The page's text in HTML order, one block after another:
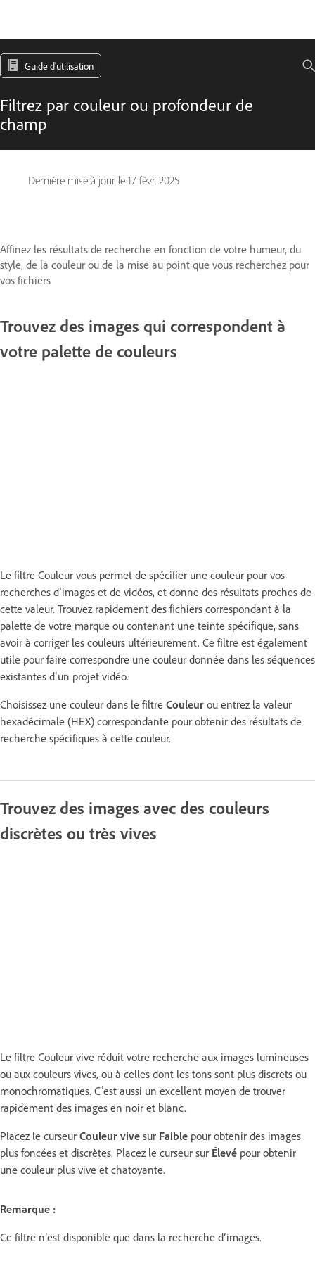
Guide d'utilisation
Filtrez par couleur ou profondeur de
champ
Dernière mise à jour le 17 févr. 2025
Affinez les résultats de recherche en fonction de votre humeur, du
style, de la couleur ou de la mise au point que vous recherchez pour
vos fichiers
Trouvez des images qui correspondent à
votre palette de couleurs
Le filtre Couleur vous permet de spécifier une couleur pour vos
recherches d’images et de vidéos, et donne des résultats proches de
cette valeur. Trouvez rapidement des fichiers correspondant à la
palette de votre marque ou contenant une teinte spécifique, sans
avoir à corriger les couleurs ultérieurement. Ce filtre est également
utile pour faire correspondre une couleur donnée dans les séquences
existantes d’un projet vidéo.
Choisissez une couleur dans le filtre Couleur ou entrez la valeur
hexadécimale (HEX) correspondante pour obtenir des résultats de
recherche spécifiques à cette couleur.
Trouvez des images avec des couleurs
discrètes ou très vives
Le filtre Couleur vive réduit votre recherche aux images lumineuses
ou aux couleurs vives, ou à celles dont les tons sont plus discrets ou
monochromatiques. C’est aussi un excellent moyen de trouver
rapidement des images en noir et blanc.
Placez le curseur Couleur vive sur Faible pour obtenir des images
plus foncées et discrètes. Placez le curseur sur Élevé pour obtenir
une couleur plus vive et chatoyante.
Remarque :
Ce filtre n’est disponible que dans la recherche d’images.